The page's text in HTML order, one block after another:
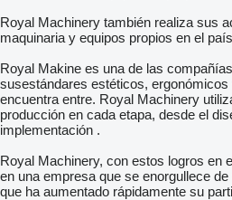
Royal Machinery también realiza sus
maquinaria y equipos propios en el
Royal Makine es una de las
susestándares estéticos,
encuentra entre. Royal Machinery
producción en cada etapa, desde el
implementación .
Royal Machinery, con estos logros en
en una empresa que se enorgullece
que ha aumentado rápidamente su